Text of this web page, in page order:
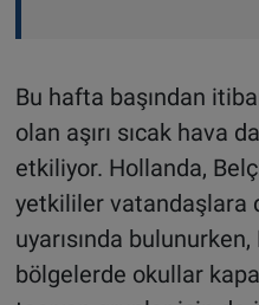
Bu hafta başından
olan aşırı sıcak hava
etkiliyor. Hollanda,
yetkililer vatandaşlara
uyarısında bulunurken,
bölgelerde okullar